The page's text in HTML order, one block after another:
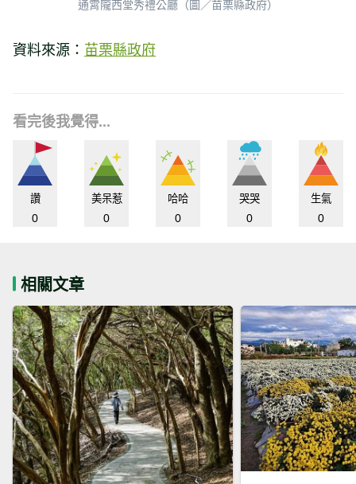
通霄隴西堂秀禮公廳（圖／苗栗縣政府）
資料來源： 苗栗縣政府
看完後我覺得...
讚
0
美呆惹
0
哈哈
0
哭哭
0
生氣
0
相關文章